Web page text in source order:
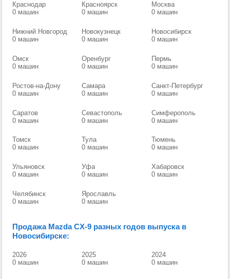
Краснодар
0 машин
Красноярск
0 машин
Москва
0 машин
Нижний Новгород
0 машин
Новокузнецк
0 машин
Новосибирск
0 машин
Омск
0 машин
Оренбург
0 машин
Пермь
0 машин
Ростов-на-Дону
0 машин
Самара
0 машин
Санкт-Петербург
0 машин
Саратов
0 машин
Севастополь
0 машин
Симферополь
0 машин
Томск
0 машин
Тула
0 машин
Тюмень
0 машин
Ульяновск
0 машин
Уфа
0 машин
Хабаровск
0 машин
Челябинск
0 машин
Ярославль
0 машин
Продажа Mazda CX-9 разных годов выпуска в
Новосибирске:
2026
0 машин
2025
0 машин
2024
0 машин